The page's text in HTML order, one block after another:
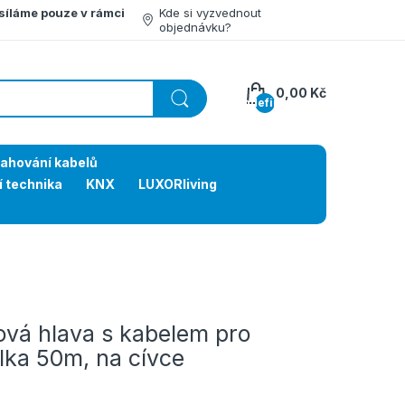
pouze v rámci
Kde si vyzvednout
objednávku?
undefined
0,00 Kč
kabelů
technika
KNX LUXORliving
hlava s kabelem pro
50m, na cívce